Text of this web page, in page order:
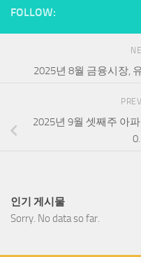
FOLLOW:
2025년 8월 금융시장,
2025년 9월 셋째주 아
인기 게시물
Sorry. No data so far.